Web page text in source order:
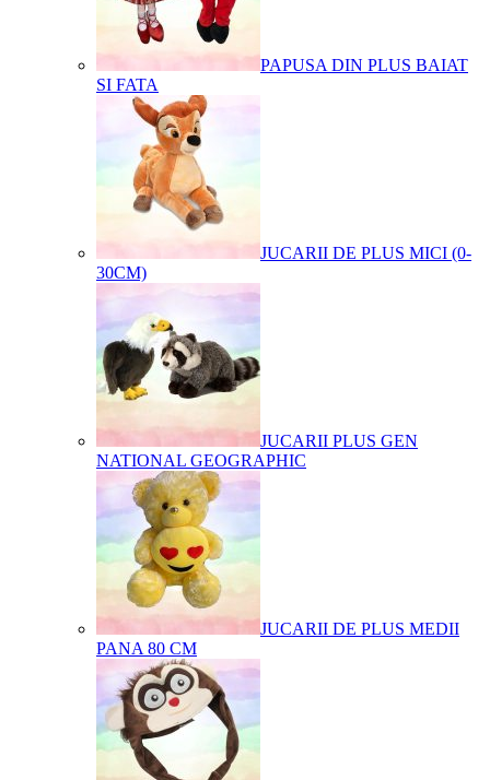
PAPUSA DIN PLUS BAIAT
SI FATA
JUCARII DE PLUS MICI (0-
30CM)
JUCARII PLUS GEN
NATIONAL GEOGRAPHIC
JUCARII DE PLUS MEDII
PANA 80 CM